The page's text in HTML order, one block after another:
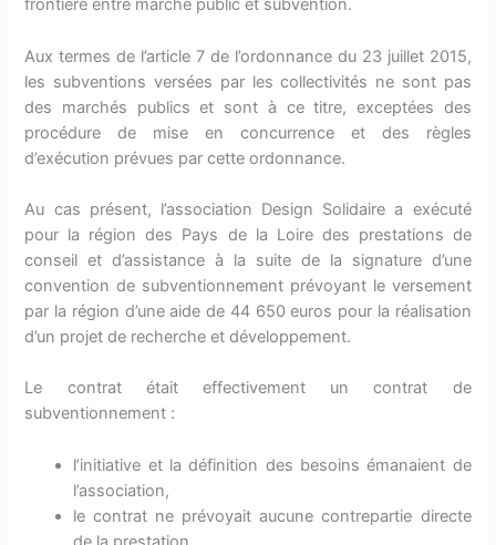
frontière entre marché public et subvention.
Aux termes de l’article 7 de l’ordonnance du 23 juillet 2015,
les subventions versées par les collectivités ne sont pas
des marchés publics et sont à ce titre, exceptées des
procédure de mise en concurrence et des règles
d’exécution prévues par cette ordonnance.
Au cas présent, l’association Design Solidaire a exécuté
pour la région des Pays de la Loire des prestations de
conseil et d’assistance à la suite de la signature d’une
convention de subventionnement prévoyant le versement
par la région d’une aide de 44 650 euros pour la réalisation
d’un projet de recherche et développement.
Le contrat était effectivement un contrat de
subventionnement :
l’initiative et la définition des besoins émanaient de
l’association,
le contrat ne prévoyait aucune contrepartie directe